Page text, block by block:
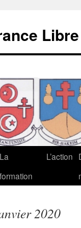
Libre
La
formation
L’action
2020